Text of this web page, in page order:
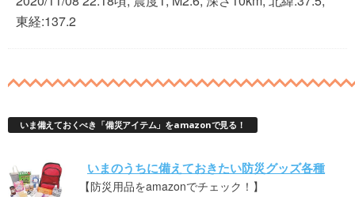
東経:137.2
いま備えておくべき「備災アイテム」をamazonで見る！
いまのうちに備えておきたい防災グッズ各種
【防災用品をamazonでチェック！】